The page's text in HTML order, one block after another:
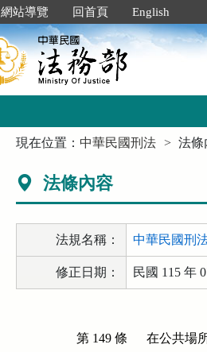
網站導覽 回首頁 English
現在位置： 中華民國刑法 法條
法條內容
法規名稱： 中華民國刑
修正日期： 民國 115 年
第 149 條
在公共場